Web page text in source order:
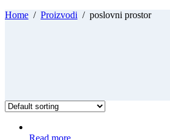
Home / Proizvodi / poslovni prostor
Read more